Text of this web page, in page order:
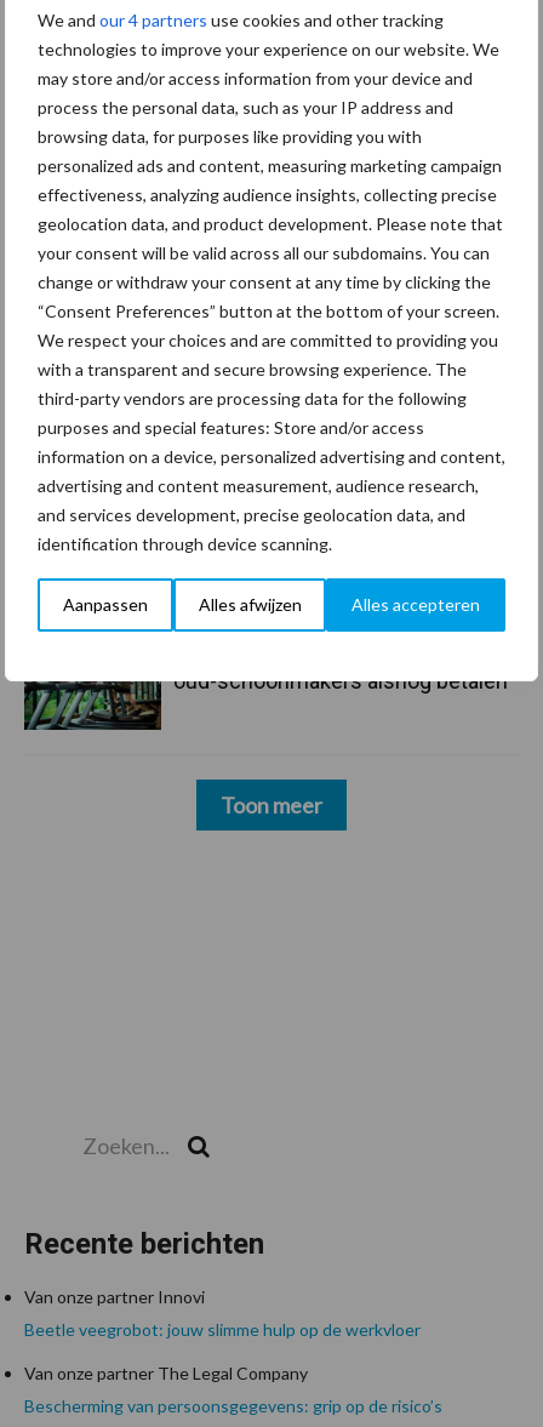
We and our 4 partners use cookies and other tracking
technologies to improve your experience on our website. We
may store and/or access information from your device and
process the personal data, such as your IP address and
browsing data, for purposes like providing you with
personalized ads and content, measuring marketing campaign
effectiveness, analyzing audience insights, collecting precise
geolocation data, and product development. Please note that
your consent will be valid across all our subdomains. You can
change or withdraw your consent at any time by clicking the
“Consent Preferences” button at the bottom of your screen.
We respect your choices and are committed to providing you
with a transparent and secure browsing experience. The
third-party vendors are processing data for the following
purposes and special features: Store and/or access
information on a device, personalized advertising and content,
advertising and content measurement, audience research,
and services development, precise geolocation data, and
identification through device scanning.
Aanpassen Alles afwijzen Alles accepteren
Primaire
Sidebar
Recent nieuws Partner nieuws
30 dec
Hervorming flexibele
arbeidscontracten kent mitsen en
maren
29 dec
Freddy van de Ridder Cleaners:
“Glazenwassen zit in m’n bloed,
maar innoveren is mijn toekomst”
24 dec
Friendship Sports Centre maakt
vrienden voor het leven
23 dec
Business Apps: breng rust in de
oud-schoonmakers alsnog betalen
Toon meer
Recente berichten
Van onze partner Innovi
Beetle veegrobot: jouw slimme hulp op de werkvloer
Van onze partner The Legal Company
Bescherming van persoonsgegevens: grip op de risico’s